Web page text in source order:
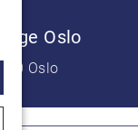
Oslo
Oslo